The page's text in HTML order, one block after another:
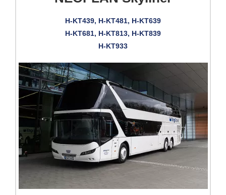
H-KT439, H-KT481, H-KT639
H-KT681, H-KT813, H-KT839
H-KT933